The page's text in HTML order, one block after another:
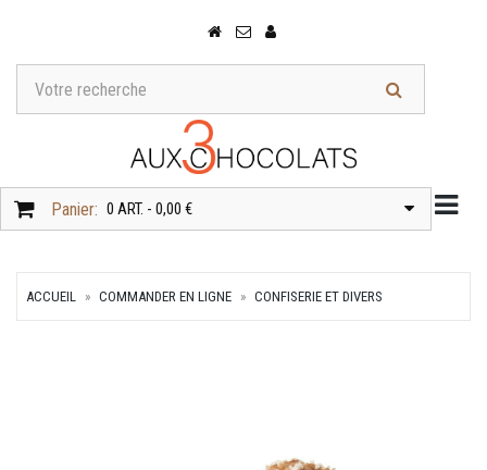
Panier: 0 ART. - 0,00 €
ACCUEIL COMMANDER EN LIGNE CONFISERIE ET DIVERS